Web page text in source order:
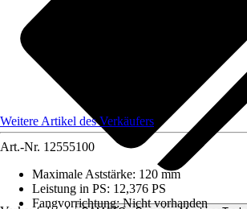
Weitere Artikel des Verkäufers
Art.-Nr. 12555100
Maximale Aststärke: 120 mm
Leistung in PS: 12,376 PS
Fangvorrichtung:Nicht vorhanden